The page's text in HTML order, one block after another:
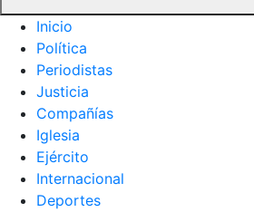
Inicio
Política
Periodistas
Justicia
Compañías
Iglesia
Ejército
Internacional
Deportes